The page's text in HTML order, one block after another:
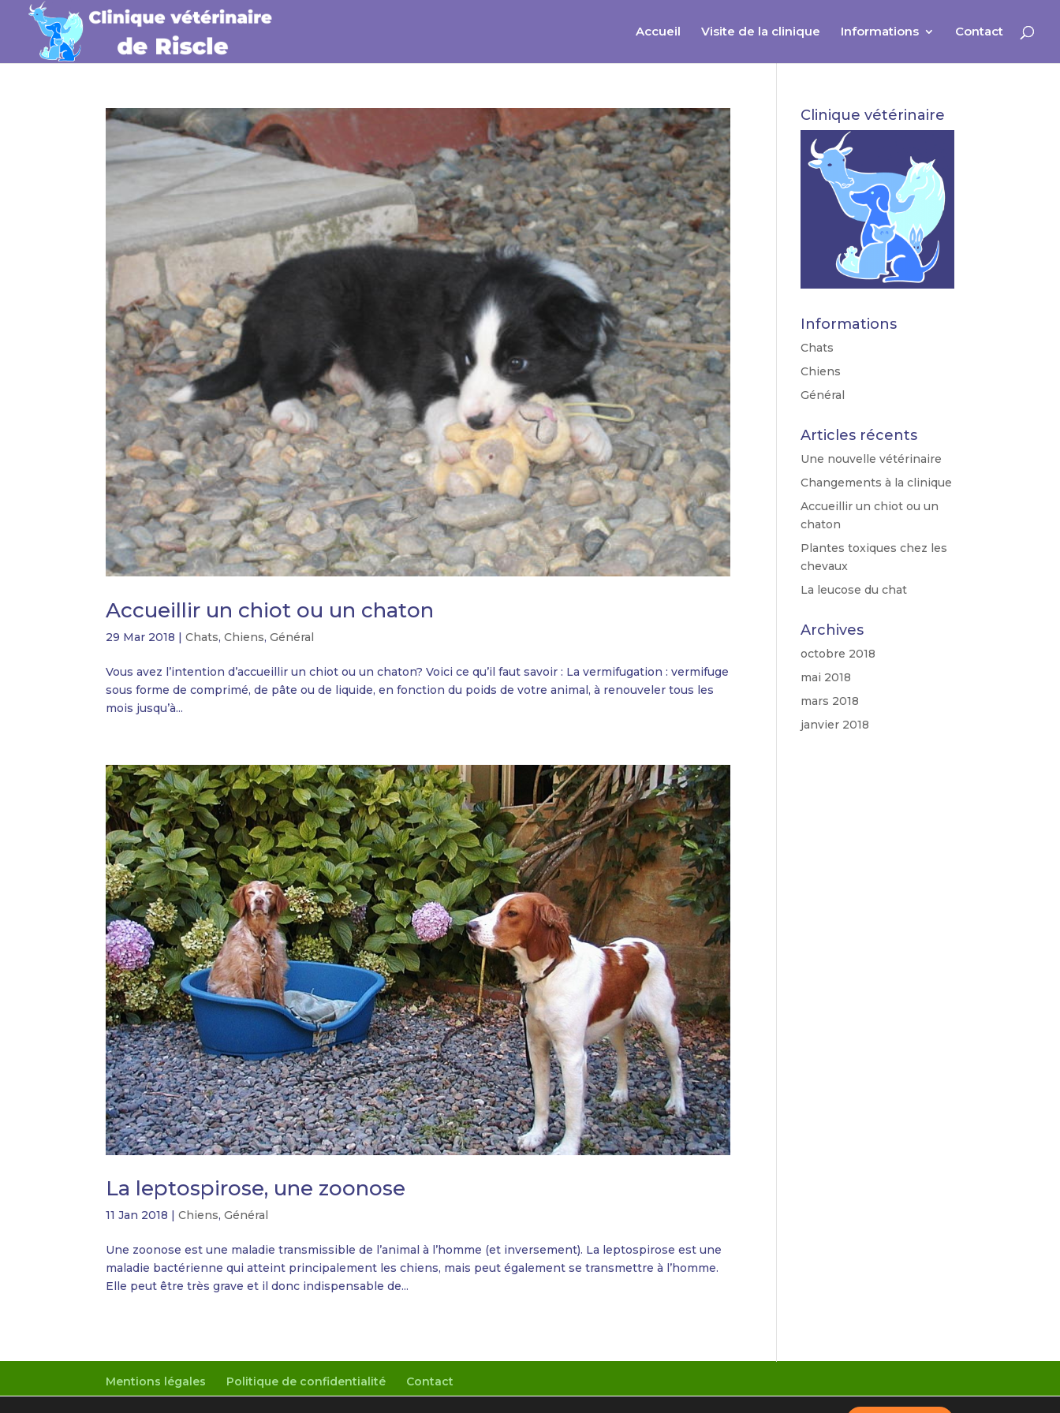
Accueil Visite de la clinique Informations Contact
Accueillir un chiot ou un chaton
29 Mar 2018 |Chats,Chiens,Général
Vous avez l’intention d’accueillir un chiot ou un chaton? Voici ce qu’il faut savoir : La vermifugation : vermifuge
sous forme de comprimé, de pâte ou de liquide, en fonction du poids de votre animal, à renouveler tous les
mois jusqu’à...
La leptospirose, une zoonose
11 Jan 2018 |Chiens,Général
Une zoonose est une maladie transmissible de l’animal à l’homme (et inversement). La leptospirose est une
maladie bactérienne qui atteint principalement les chiens, mais peut également se transmettre à l’homme.
Elle peut être très grave et il donc indispensable de...
Clinique vétérinaire
Informations
Chats
Chiens
Général
Articles récents
Une nouvelle vétérinaire
Changements à la clinique
Accueillir un chiot ou un
chaton
Plantes toxiques chez les
chevaux
La leucose du chat
Archives
octobre 2018
mai 2018
mars 2018
janvier 2018
Mentions légales Politique de confidentialité Contact